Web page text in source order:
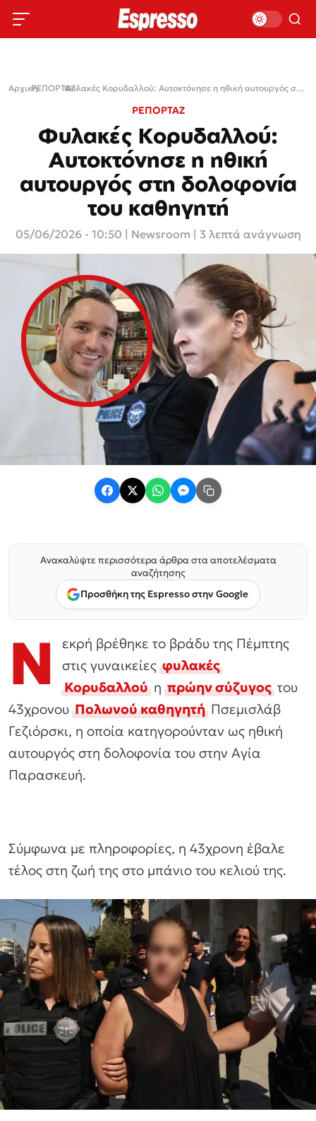
Αρχική›
ΡΕΠΟΡΤΑΖ› Φυλακές Κορυδαλλού: Αυτοκτόνησε η ηθική αυτουργός στη δολοφονία του καθηγητή
ΡΕΠΟΡΤΑΖ
Φυλακές Κορυδαλλού:
Αυτοκτόνησε η ηθική
αυτουργός στη δολοφονία
του καθηγητή
05/06/2026 - 10:50 Newsroom | 3 λεπτά ανάγνωση
Ανακαλύψτε περισσότερα άρθρα στα αποτελέσματα
αναζήτησης
Προσθήκη της Espresso στην Google
Ν
εκρή βρέθηκε το βράδυ της Πέμπτης
στις γυναικείεςφυλακές
Κορυδαλλούηπρώην σύζυγοςτου
43χρονουΠολωνού καθηγητήΠσεμισλάβ
Γεζιόρσκι, η οποία κατηγορούνταν ως ηθική
αυτουργός στη δολοφονία του στην Αγία
Παρασκευή.
Σύμφωνα με πληροφορίες, η 43χρονη έβαλε
τέλος στη ζωή της στο μπάνιο του κελιού της.